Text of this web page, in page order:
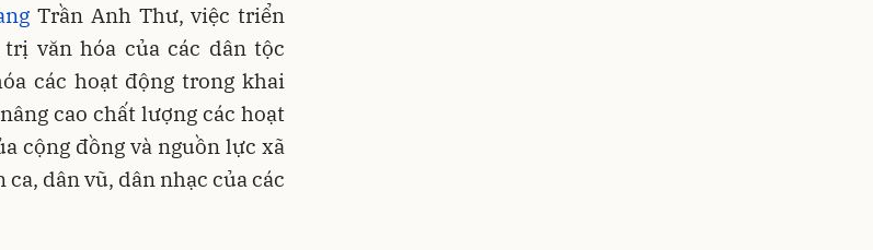
Trần Anh Thư, việc triển
văn hóa của các dân tộc
các hoạt động trong khai
cao chất lượng các hoạt
cộng đồng và nguồn lực xã
dân vũ, dân nhạc của các